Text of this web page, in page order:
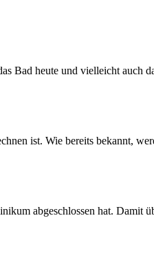
Bad heute und vielleicht auch
ist. Wie bereits bekannt,
abgeschlossen hat. Damit